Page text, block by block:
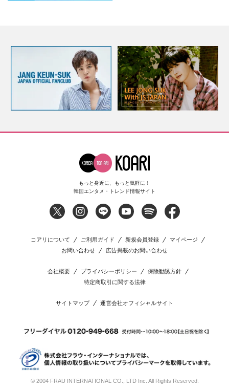
もっと身近に、もっと気軽に！
韓国エンタメ・トレンド情報サイト
コアリについて ご利用ガイド 新規会員登録
マイページ
お問い合わせ
広告掲載のお問い合わせ
会社概要 プライバシーポリシー
保険勧誘方針
特定商取引に関する法律
サイトマップ 運営会社オフィシャルサイト
© 2004 FRAU INTERNATIONAL CO., LTD Inc. All Rights Reserved.